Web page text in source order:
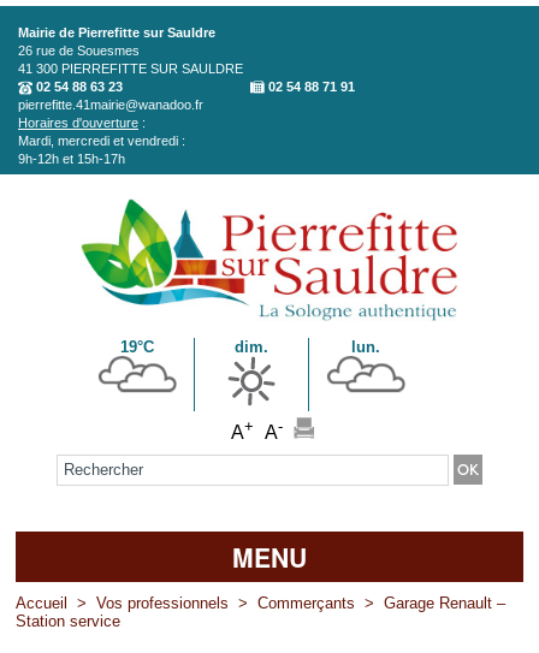
Aller au contenu principal
Mairie de Pierrefitte sur Sauldre
26 rue de Souesmes
41 300 PIERREFITTE SUR SAULDRE
02 54 88 63 23
02 54 88 71 91
pierrefitte.41mairie@wanadoo.fr
Horaires d'ouverture :
Mardi, mercredi et vendredi :
9h-12h et 15h-17h
19°C dim. lun.
A+ A-
Formulaire de recherche
MENU
Accueil
Accueil > Vos professionnels > Commerçants >
Garage Renault –
Station service